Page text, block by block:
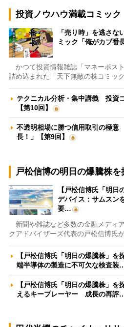
投資ノウハウ満載コミック
「売り時」を逃さ
ミック「俺がカブ番
かつて投資情報雑誌「マネーポス
詰め込まれた「天下無敵の株コミッ
テクニカル分析・集中講義 投資
【第10回】
不透明相場に勝つ信用取引の極
長！」【第9回】
戸松信博の明日の爆騰株を
【戸松信博氏「明日
デバイス：サムスン
要…
新聞や雑誌など多数の金融メディ
クアドバイザーズ代表の戸松信博氏
【戸松信博氏「明日の爆騰株」
端半導体の製造に不可欠な検査装
【戸松信博氏「明日の爆騰株」
えるキープレーヤー 成長の再評